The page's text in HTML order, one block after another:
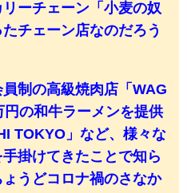
ーチェーン「小麦の奴
チェーン店なのだろう
制の高級焼肉店「WAG
の和牛ラーメンを提供
TOKYO」など、様々な
掛けてきたことで知ら
うどコロナ禍のさなか